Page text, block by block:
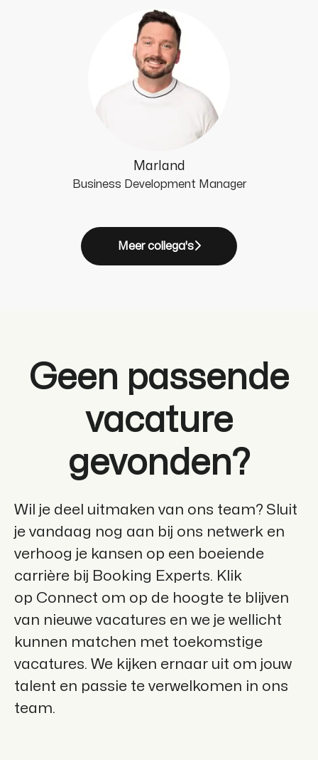
Marland
Business Development Manager
Meer collega's
Geen passende
vacature
gevonden?
Wil je deel uitmaken van ons team? Sluit
je vandaag nog aan bij ons netwerk en
verhoog je kansen op een boeiende
carrière bij Booking Experts. Klik
op Connect om op de hoogte te blijven
van nieuwe vacatures en we je wellicht
kunnen matchen met toekomstige
vacatures. We kijken ernaar uit om jouw
talent en passie te verwelkomen in ons
team.